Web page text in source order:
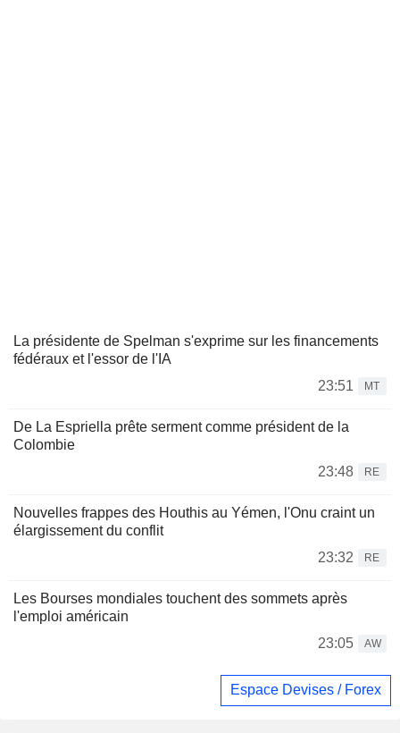
La présidente de Spelman s'exprime sur les financements
fédéraux et l'essor de l'IA
23:51
MT
De La Espriella prête serment comme président de la
Colombie
23:48
RE
Nouvelles frappes des Houthis au Yémen, l'Onu craint un
élargissement du conflit
23:32
RE
Les Bourses mondiales touchent des sommets après
l'emploi américain
23:05
AW
Espace Devises / Forex